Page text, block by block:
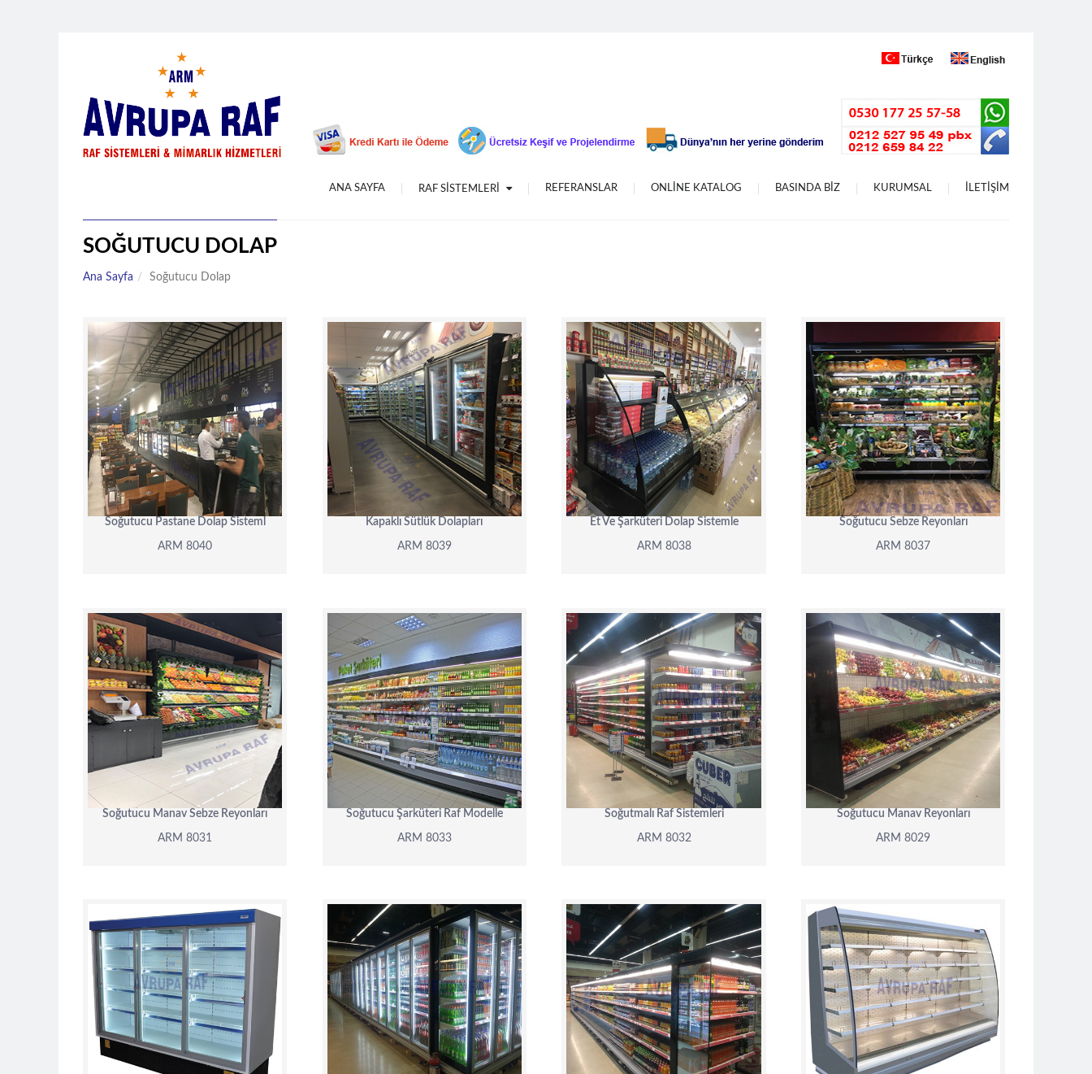
ANA SAYFA RAF SİSTEMLERİ
Vitrin Mankeni
REFERANSLAR ONLİNE KATALOG BASINDA BİZ KURUMSAL İLETİŞİM
SOĞUTUCU DOLAP
Ana Sayfa Soğutucu Dolap
ARM 8040
DETAY
Soğutucu Pastane Dolap Sisteml
ARM 8040
ARM 8039
DETAY
Kapaklı Sütlük Dolapları
ARM 8039
ARM 8038
DETAY
Et Ve Şarküteri Dolap Sistemle
ARM 8038
ARM 8037
DETAY
Soğutucu Sebze Reyonları
ARM 8037
ARM 8031
DETAY
Soğutucu Manav Sebze Reyonları
ARM 8031
ARM 8033
DETAY
Soğutucu Şarküteri Raf Modelle
ARM 8033
ARM 8032
DETAY
Soğutmalı Raf Sistemleri
ARM 8032
ARM 8029
DETAY
Soğutucu Manav Reyonları
ARM 8029
ARM 8028
DETAY
ARM 8027
DETAY
ARM 8026
DETAY
ARM 8024
DETAY